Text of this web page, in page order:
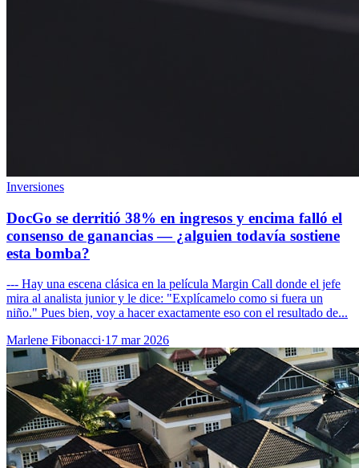
Inversiones
DocGo se derritió 38% en ingresos y encima falló el
consenso de ganancias — ¿alguien todavía sostiene
esta bomba?
--- Hay una escena clásica en la película Margin Call donde el jefe
mira al analista junior y le dice: "Explícamelo como si fuera un
niño." Pues bien, voy a hacer exactamente eso con el resultado de...
Marlene Fibonacci·17 mar 2026